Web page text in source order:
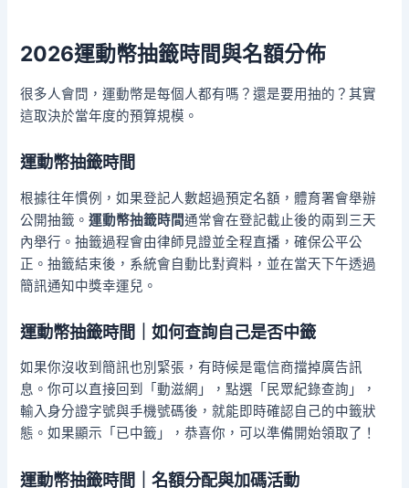
2026運動幣抽籤時間與名額分佈
很多人會問，運動幣是每個人都有嗎？還是要用抽的？其實
這取決於當年度的預算規模。
運動幣抽籤時間
根據往年慣例，如果登記人數超過預定名額，體育署會舉辦
公開抽籤。運動幣抽籤時間通常會在登記截止後的兩到三天
內舉行。抽籤過程會由律師見證並全程直播，確保公平公
正。抽籤結束後，系統會自動比對資料，並在當天下午透過
簡訊通知中獎幸運兒。
運動幣抽籤時間｜如何查詢自己是否中籤
如果你沒收到簡訊也別緊張，有時候是電信商擋掉廣告訊
息。你可以直接回到「動滋網」，點選「民眾紀錄查詢」，
輸入身分證字號與手機號碼後，就能即時確認自己的中籤狀
態。如果顯示「已中籤」，恭喜你，可以準備開始領取了！
運動幣抽籤時間｜名額分配與加碼活動